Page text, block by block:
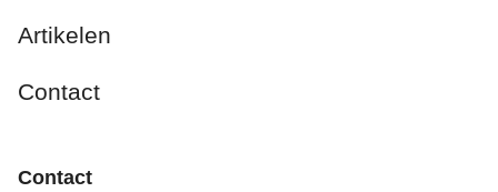
Artikelen
Contact
Contact